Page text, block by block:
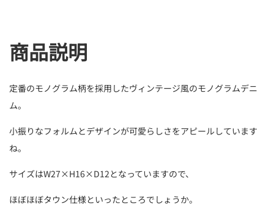
商品説明
定番のモノグラム柄を採用したヴィンテージ風のモノグラムデニ
ム。
小振りなフォルムとデザインが可愛らしさをアピールしています
ね。
サイズはW27×H16×D12となっていますので、
ほぼほぼタウン仕様といったところでしょうか。